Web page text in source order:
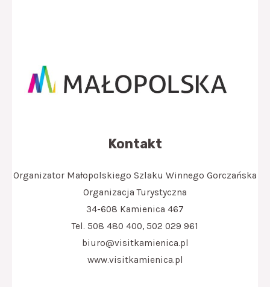
Kontakt
Organizator Małopolskiego Szlaku Winnego Gorczańska
Organizacja Turystyczna
34-608 Kamienica 467
Tel. 508 480 400, 502 029 961
biuro@visitkamienica.pl
www.visitkamienica.pl